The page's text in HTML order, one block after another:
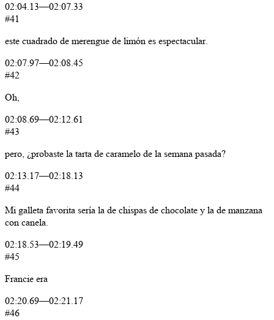
02:04.13—02:07.33
#41
este cuadrado de merengue de limón es espectacular.
02:07.97—02:08.45
#42
Oh,
02:08.69—02:12.61
#43
pero, ¿probaste la tarta de caramelo de la semana pasada?
02:13.17—02:18.13
#44
Mi galleta favorita sería la de chispas de chocolate y la de manzana
con canela.
02:18.53—02:19.49
#45
Francie era
02:20.69—02:21.17
#46